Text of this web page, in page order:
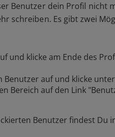
Benutzer dein Profil nicht
schreiben. Es gibt zwei
und klicke am Ende des
Benutzer auf und klicke
Bereich auf den Link
Benutzer findest Du